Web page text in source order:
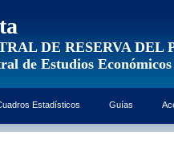
DE RESERVA DEL
de Estudios Económicos
Estadísticos Guías